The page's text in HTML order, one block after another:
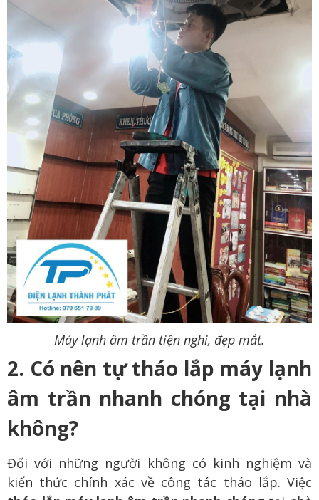
Máy lạnh âm trần tiện nghi, đẹp mắt.
2. Có nên tự tháo lắp máy lạnh
âm trần nhanh chóng tại nhà
không?
Đối với những người không có kinh nghiệm và
kiến thức chính xác về công tác tháo lắp. Việc